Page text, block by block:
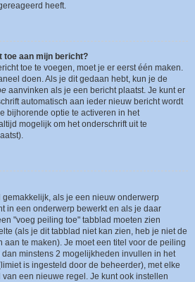
heeft.
toe aan mijn bericht?
toe te voegen, moet je er eerst één maken.
doen. Als je dit gedaan hebt, kun je de
aanvinken als je een bericht plaatst. Je kunt er
automatisch aan ieder nieuw bericht wordt
bijhorende optie te activeren in het
mogelijk om het onderschrift uit te
als je een nieuw onderwerp
in een onderwerp bewerkt en als je daar
"voeg peiling toe" tabblad moeten zien
(als je dit tabblad niet kan zien, heb je niet de
te maken). Je moet een titel voor de peiling
minstens 2 mogelijkheden invullen in het
is ingesteld door de beheerder), met elke
een nieuwe regel. Je kunt ook instellen